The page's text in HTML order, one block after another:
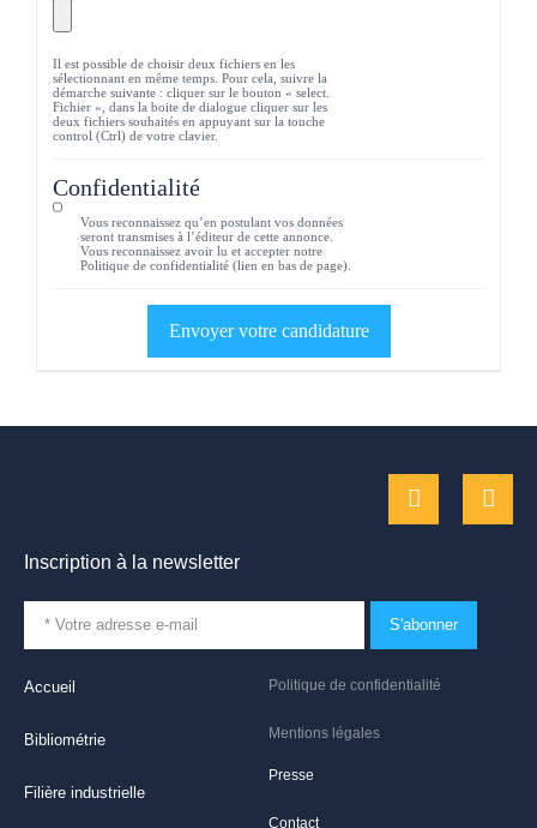
Il est possible de choisir deux fichiers en les
sélectionnant en même temps. Pour cela, suivre la
démarche suivante : cliquer sur le bouton « select.
Fichier », dans la boite de dialogue cliquer sur les
deux fichiers souhaités en appuyant sur la touche
control (Ctrl) de votre clavier.
Confidentialité
Vous reconnaissez qu’en postulant vos données
seront transmises à l’éditeur de cette annonce.
Vous reconnaissez avoir lu et accepter notre
Politique de confidentialité (lien en bas de page).
Politique de confidentialité
Mentions légales
Presse
Contact
Accueil
Bibliométrie
Filière industrielle
Inscription à la newsletter
S'abonner